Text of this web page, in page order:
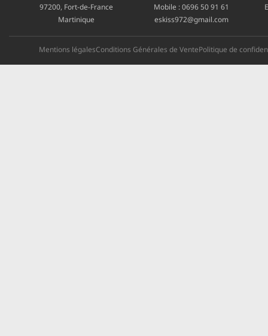
97200, Fort-de-France
Martinique
Mobile :0696 50 91 61
eskiss972@gmail.com
Mentions légalesConditions Générales de VentePolitique de